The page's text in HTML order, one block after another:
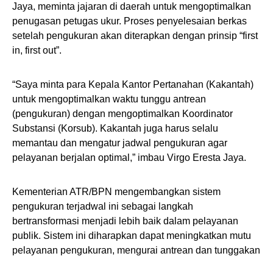
Jaya, meminta jajaran di daerah untuk mengoptimalkan
penugasan petugas ukur. Proses penyelesaian berkas
setelah pengukuran akan diterapkan dengan prinsip “first
in, first out”.
“Saya minta para Kepala Kantor Pertanahan (Kakantah)
untuk mengoptimalkan waktu tunggu antrean
(pengukuran) dengan mengoptimalkan Koordinator
Substansi (Korsub). Kakantah juga harus selalu
memantau dan mengatur jadwal pengukuran agar
pelayanan berjalan optimal,” imbau Virgo Eresta Jaya.
Kementerian ATR/BPN mengembangkan sistem
pengukuran terjadwal ini sebagai langkah
bertransformasi menjadi lebih baik dalam pelayanan
publik. Sistem ini diharapkan dapat meningkatkan mutu
pelayanan pengukuran, mengurai antrean dan tunggakan